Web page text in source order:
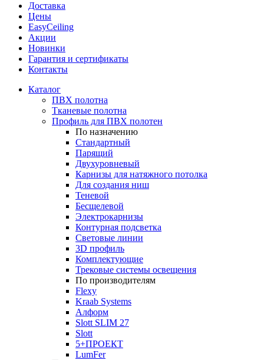
Доставка
Цены
EasyCeiling
Акции
Новинки
Гарантия и сертификаты
Контакты
Каталог
ПВХ полотна
Тканевые полотна
Профиль для ПВХ полотен
По назначению
Стандартный
Парящий
Двухуровневый
Карнизы для натяжного потолка
Для создания ниш
Теневой
Бесщелевой
Электрокарнизы
Контурная подсветка
Световые линии
3D профиль
Комплектующие
Трековые системы освещения
По производителям
Flexy
Kraab Systems
Алформ
Slott SLIM 27
Slott
5+ПРОЕКТ
LumFer